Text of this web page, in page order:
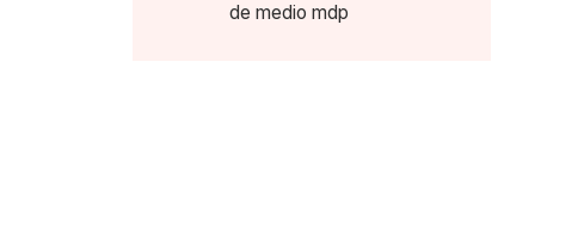
de medio mdp